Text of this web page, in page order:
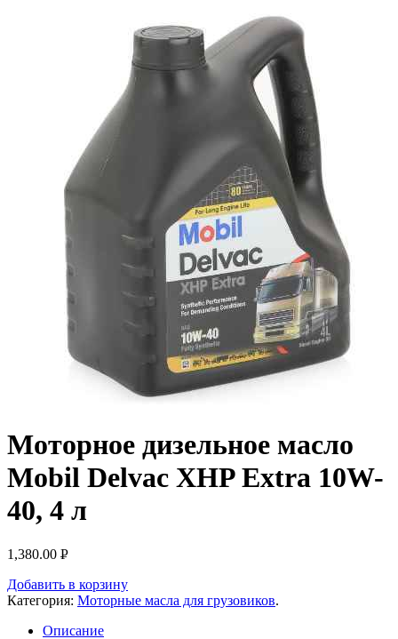
Моторное дизельное масло
Mobil Delvac XHP Extra 10W-
40, 4 л
1,380.00 Р
Добавить в корзину
Категория: Моторные масла для грузовиков.
Описание